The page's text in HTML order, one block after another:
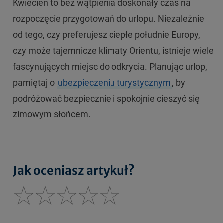
Kwiecień to bez wątpienia doskonały czas na
rozpoczęcie przygotowań do urlopu. Niezależnie
od tego, czy preferujesz ciepłe południe Europy,
czy może tajemnicze klimaty Orientu, istnieje wiele
fascynujących miejsc do odkrycia. Planując urlop,
pamiętaj o ubezpieczeniu turystycznym, by
podróżować bezpiecznie i spokojnie cieszyć się
zimowym słońcem.
Jak oceniasz artykuł?